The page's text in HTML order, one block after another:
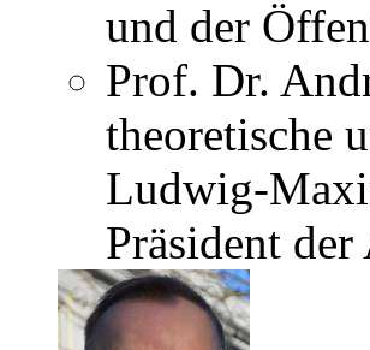
und der
Prof. Dr.
theoretische
Ludwig-
Präsident